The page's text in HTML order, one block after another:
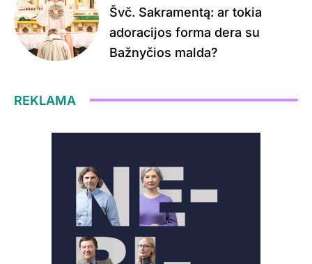
Švč. Sakramentą: ar tokia
adoracijos forma dera su
Bažnyčios malda?
REKLAMA